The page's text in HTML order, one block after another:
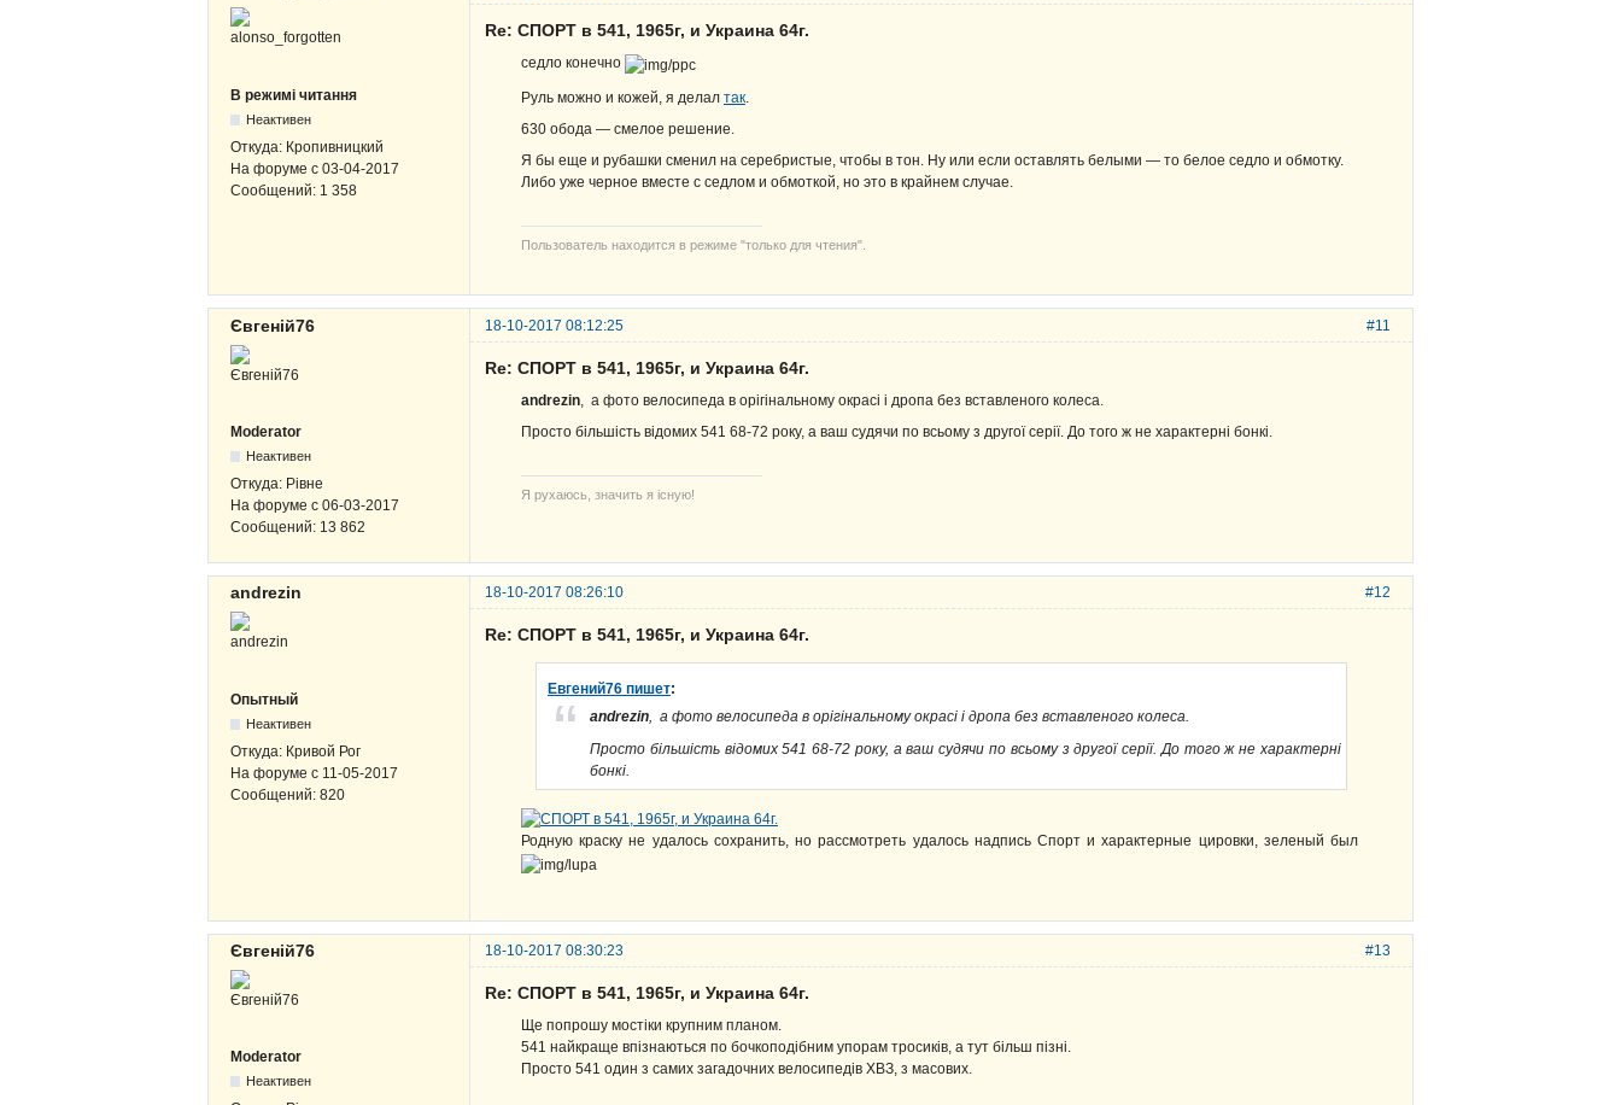
В режимі читання
Неактивен
Откуда: Кропивницкий
На форуме с 03-04-2017
Сообщений: 1 358
Re: СПОРТ в 541, 1965г, и Украина 64г.
седло конечно
Руль можно и кожей, я делал так
630 обода — смелое решение.
Я бы еще и рубашки сменил на серебристые, чтобы в тон. Ну или если оставлять белыми — то белое седло и обмотку.
Либо уже черное вместе с седлом и обмоткой, но это в крайнем случае.
Пользователь находится в режиме "только для чтения".
#11
Євгеній76 18-10-2017 08:12:25
Moderator
Неактивен
Откуда: Рівне
На форуме с 06-03-2017
Сообщений: 13 862
Re: СПОРТ в 541, 1965г, и Украина 64г.
andrezin, а фото велосипеда в орігінальному окрасі і дропа без вставленого колеса.
Просто більшість відомих 541 68-72 року, а ваш судячи по всьому з другої серії. До того ж не характерні бонкі.
Я рухаюсь, значить я існую!
#12
andrezin 18-10-2017 08:26:10
Опытный
Неактивен
Откуда: Кривой Рог
На форуме с 11-05-2017
Сообщений: 820
Re: СПОРТ в 541, 1965г, и Украина 64г.
Евгений76 пишет:
andrezin, а фото велосипеда в орігінальному окрасі і дропа без вставленого колеса.
Просто більшість відомих 541 68-72 року, а ваш судячи по всьому з другої серії. До того ж не характерні
бонкі.
Родную краску не удалось сохранить, но рассмотреть удалось надпись Спорт и характерные цировки, зеленый был
#13
Євгеній76 18-10-2017 08:30:23
Moderator
Неактивен
Re: СПОРТ в 541, 1965г, и Украина 64г.
Ще попрошу мостіки крупним планом.
541 найкраще впізнаються по бочкоподібним упорам тросиків, а тут більш пізні.
Просто 541 один з самих загадочних велосипедів ХВЗ, з масових.